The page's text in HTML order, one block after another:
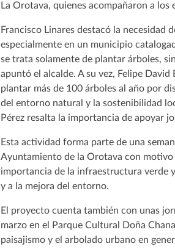
La Orotava, quienes acompañaron a los
Francisco Linares destacó la necesidad
especialmente en un municipio
se trata solamente de plantar árboles,
apuntó el alcalde. A su vez, Felipe
plantar más de 100 árboles al año por
del entorno natural y la sostenibilidad
Pérez resalta la importancia de apoyar
Esta actividad forma parte de una
Ayuntamiento de la Orotava con
importancia de la infraestructura verde
y a la mejora del entorno.
El proyecto cuenta también con unas
marzo en el Parque Cultural Doña
paisajismo y el arbolado urbano en